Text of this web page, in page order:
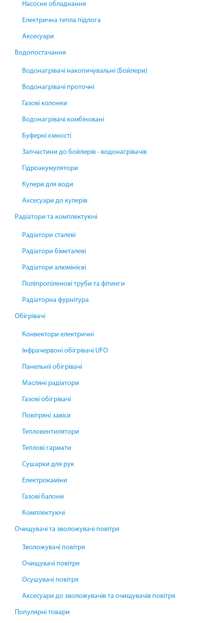
Насосне обладнання
Електрична тепла підлога
Аксесуари
Водопостачання
Водонагрівачі накопичувальні (Бойлери)
Водонагрівачі проточні
Газові колонки
Водонагрівачі комбіновані
Буферні ємності
Запчастини до бойлерів - водонагрівачів
Гідроакумулятори
Кулери для води
Аксесуари до кулерів
Радіатори та комплектуючі
Радіатори сталеві
Радіатори біметалеві
Радіатори алюмінієві
Поліпропіленові труби та фітинги
Радіаторна фурнітура
Обігрівачі
Конвектори електричні
Інфрачервоні обігрівачі UFO
Панельніі обігрівачі
Масляні радіатори
Газові обігрівачі
Повітряні завіси
Тепловентилятори
Теплові гармати
Сушарки для рук
Електрокаміни
Газові балони
Комплектуючі
Очищувачі та зволожувачі повітря
Зволожувачі повітря
Очищувачі повітря
Осушувачі повітря
Аксесуари до зволожувачів та очищувачів повітря
Популярні товари